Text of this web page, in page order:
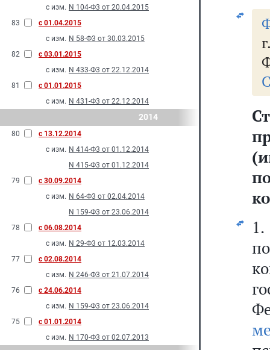
с изм. N 104-Ф3 от 20.04.2015
83
с 01.04.2015
с изм. N 58-Ф3 от 30.03.2015
82
с 03.01.2015
с изм. N 433-Ф3 от 22.12.2014
81
с 01.01.2015
с изм. N 431-Ф3 от 22.12.2014
2014
80
с 13.12.2014
с изм. N 414-Ф3 от 01.12.2014
N 415-Ф3 от 01.12.2014
79
с 30.09.2014
с изм. N 64-Ф3 от 02.04.2014
N 159-Ф3 от 23.06.2014
78
с 06.08.2014
с изм. N 29-Ф3 от 12.03.2014
77
с 02.08.2014
с изм. N 246-Ф3 от 21.07.2014
76
с 24.06.2014
с изм. N 159-Ф3 от 23.06.2014
75
с 01.01.2014
с изм. N 170-Ф3 от 02.07.2013